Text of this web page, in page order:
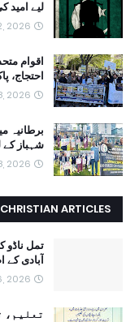
لیے امید
2026
احتجاج،
2026
برطانیہ
شہباز کے
2026
CHRISTIAN ARTICLES
تمل ناڈو
آبادی
2026
تعلیم،